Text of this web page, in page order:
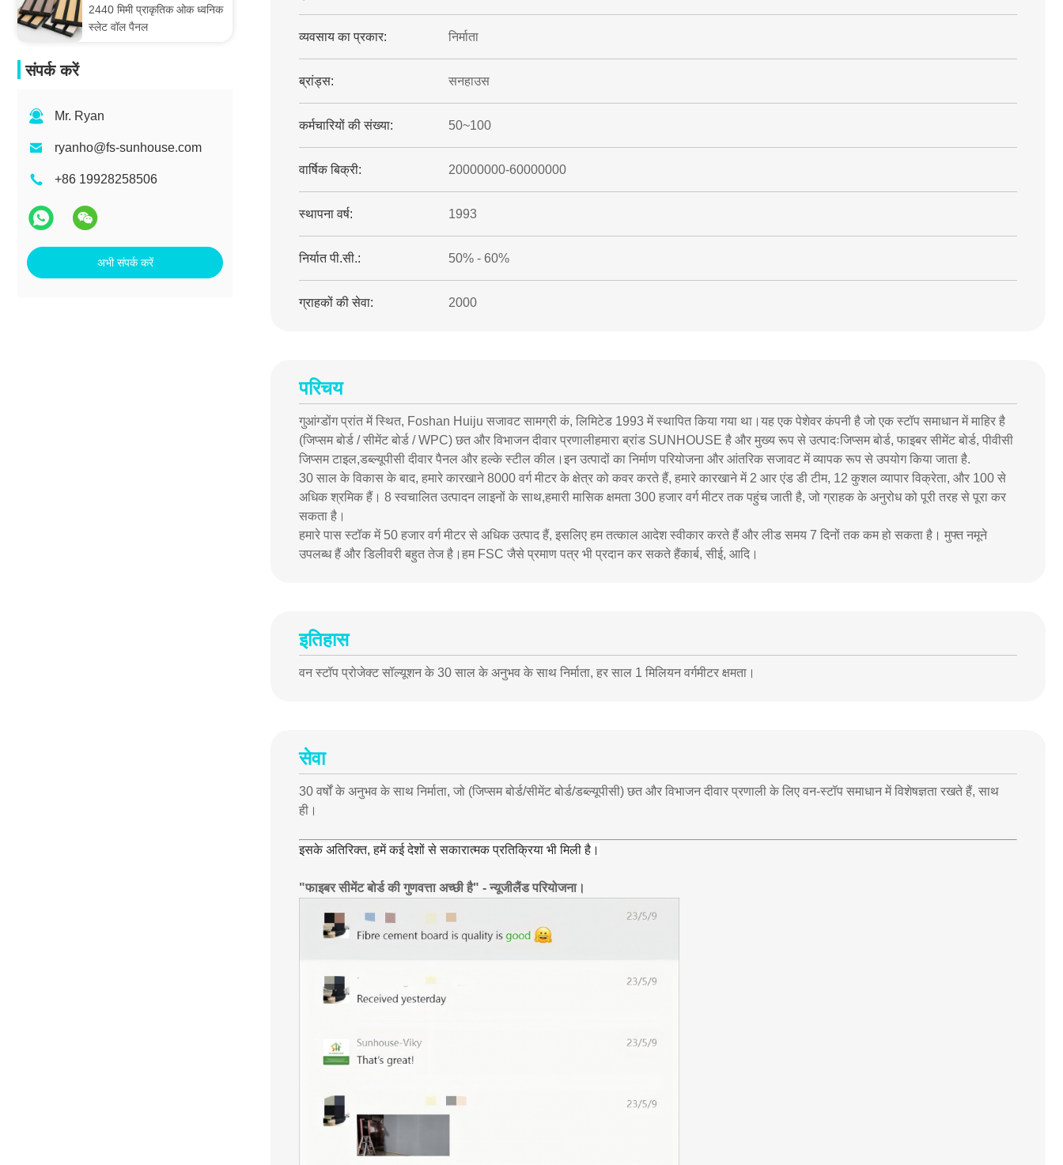
2440 मिमी प्राकृतिक ओक ध्वनिक
स्लेट वॉल पैनल
संपर्क करें
Mr. Ryan
ryanho@fs-sunhouse.com
+86 19928258506
अभी संपर्क करें
व्यवसाय का प्रकार: निर्माता
ब्रांड्स: सनहाउस
कर्मचारियों की संख्या: 50~100
वार्षिक बिक्री: 20000000-60000000
स्थापना वर्ष: 1993
निर्यात पी.सी.: 50% - 60%
ग्राहकों की सेवा: 2000
परिचय
गुआंग्डोंग प्रांत में स्थित, Foshan Huiju सजावट सामग्री कं, लिमिटेड 1993 में स्थापित किया गया था।यह एक पेशेवर कंपनी है जो एक स्टॉप समाधान में माहिर है
(जिप्सम बोर्ड / सीमेंट बोर्ड / WPC) छत और विभाजन दीवार प्रणालीहमारा ब्रांड SUNHOUSE है और मुख्य रूप से उत्पादःजिप्सम बोर्ड, फाइबर सीमेंट बोर्ड, पीवीसी
जिप्सम टाइल,डब्ल्यूपीसी दीवार पैनल और हल्के स्टील कील।इन उत्पादों का निर्माण परियोजना और आंतरिक सजावट में व्यापक रूप से उपयोग किया जाता है.
30 साल के विकास के बाद, हमारे कारखाने 8000 वर्ग मीटर के क्षेत्र को कवर करते हैं, हमारे कारखाने में 2 आर एंड डी टीम, 12 कुशल व्यापार विक्रेता, और 100 से
अधिक श्रमिक हैं। 8 स्वचालित उत्पादन लाइनों के साथ,हमारी मासिक क्षमता 300 हजार वर्ग मीटर तक पहुंच जाती है, जो ग्राहक के अनुरोध को पूरी तरह से पूरा कर
सकता है।
हमारे पास स्टॉक में 50 हजार वर्ग मीटर से अधिक उत्पाद हैं, इसलिए हम तत्काल आदेश स्वीकार करते हैं और लीड समय 7 दिनों तक कम हो सकता है। मुफ्त नमूने
उपलब्ध हैं और डिलीवरी बहुत तेज है।हम FSC जैसे प्रमाण पत्र भी प्रदान कर सकते हैंकार्ब, सीई, आदि।
इतिहास
वन स्टॉप प्रोजेक्ट सॉल्यूशन के 30 साल के अनुभव के साथ निर्माता, हर साल 1 मिलियन वर्गमीटर क्षमता।
सेवा
30 वर्षों के अनुभव के साथ निर्माता, जो (जिप्सम बोर्ड/सीमेंट बोर्ड/डब्ल्यूपीसी) छत और विभाजन दीवार प्रणाली के लिए वन-स्टॉप समाधान में विशेषज्ञता रखते हैं, साथ
ही।
इसके अतिरिक्त, हमें कई देशों से सकारात्मक प्रतिक्रिया भी मिली है।
"फाइबर सीमेंट बोर्ड की गुणवत्ता अच्छी है" - न्यूजीलैंड परियोजना।